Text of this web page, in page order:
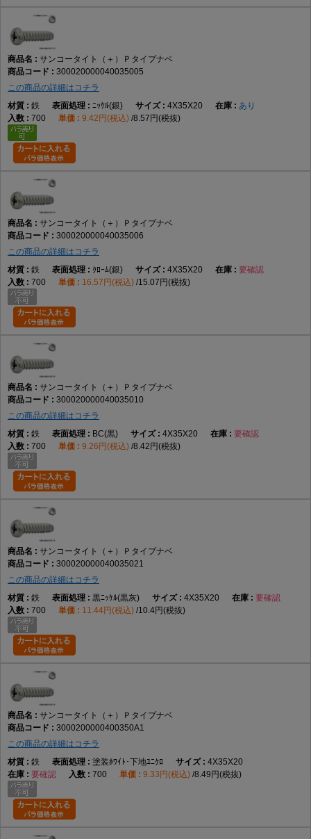
サンコータイト（＋）Ｐタイプナベ
300020000040035005
この商品の詳細はコチラ
鉄
ﾆｯｹﾙ(銀) 4X35X20
あり
700
9.42円(税込) 8.57円(税抜)
サンコータイト（＋）Ｐタイプナベ
300020000040035006
この商品の詳細はコチラ
鉄
ｸﾛｰﾑ(銀) 4X35X20
要確認
700
16.57円(税込) 15.07円(税抜)
サンコータイト（＋）Ｐタイプナベ
300020000040035010
この商品の詳細はコチラ
鉄
BC(黒) 4X35X20
要確認
700
9.26円(税込) 8.42円(税抜)
サンコータイト（＋）Ｐタイプナベ
300020000040035021
この商品の詳細はコチラ
鉄
黒ﾆｯｹﾙ(黒灰) 4X35X20
要確認
700
11.44円(税込) 10.4円(税抜)
サンコータイト（＋）Ｐタイプナベ
3000200000400350A1
この商品の詳細はコチラ
鉄
塗装ﾎﾜｲﾄ･下地ﾕﾆｸﾛ
4X35X20
要確認
700 9.33円(税込) 8.49円(税抜)